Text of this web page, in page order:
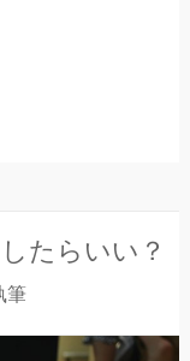
たらいい？
筆